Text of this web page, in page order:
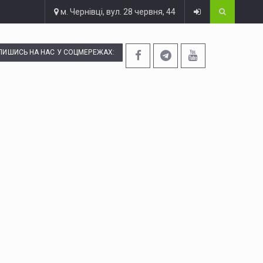
м. Чернівці, вул. 28 червня, 44
НА НАС У СОЦМЕРЕЖАХ: